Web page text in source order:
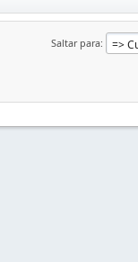
Saltar para